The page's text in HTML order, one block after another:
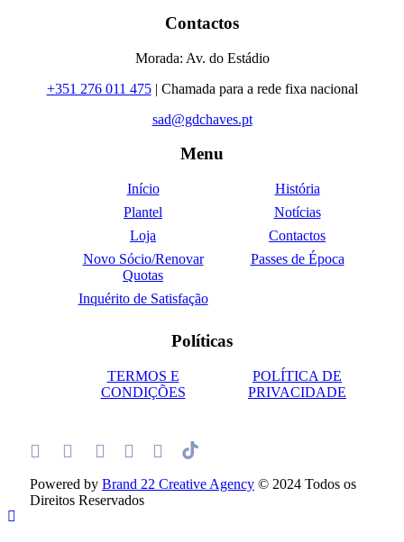
Contactos
Morada: Av. do Estádio
+351 276 011 475| Chamada para a rede fixa nacional
sad@gdchaves.pt
Menu
Início
História
Plantel
Notícias
Loja
Contactos
Novo Sócio/Renovar
Quotas
Passes de Época
Inquérito de Satisfação
Políticas
TERMOS E
CONDIÇÕES
POLÍTICA DE
PRIVACIDADE
Powered by Brand 22 Creative Agency © 2024 Todos os
Direitos Reservados